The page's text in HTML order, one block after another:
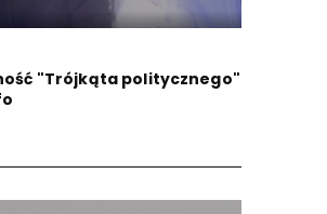
"Trójkąta politycznego"